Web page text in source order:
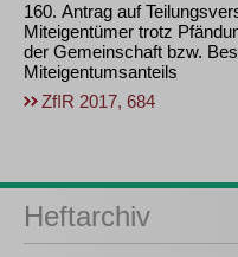
160. Antrag auf
Miteigentümer trotz
der Gemeinschaft bzw.
Miteigentumsanteils
ZfIR 2017, 684
Heftarchiv